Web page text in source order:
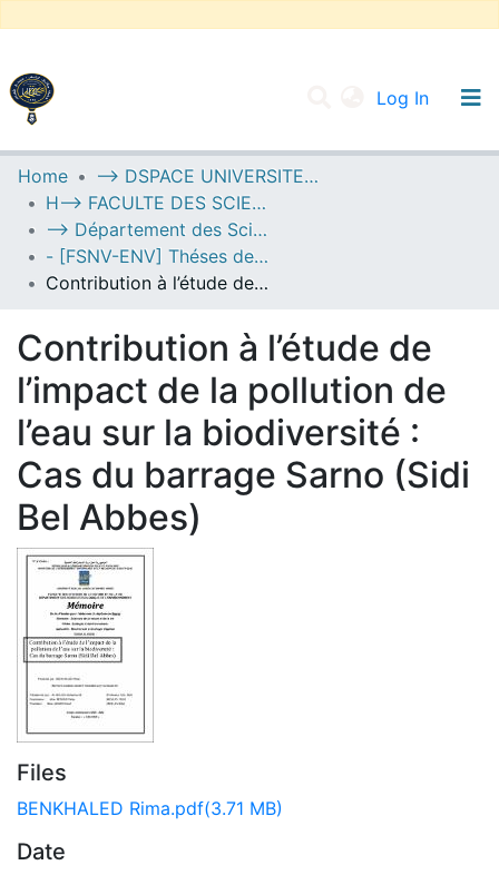
Log In
UNIVERSITY OF D.L SIDI BEL ABBES
Communities & Collections
All of DSpace
Statistics
Home
--> DSPACE UNIVERSITE DJILALLI LIABES DE SIDI BEL ABBES
H--> FACULTE DES SCIENCES DE LA NATURE ET DE LA VIE
--> Département des Sciences de l’Environnement
- [FSNV-ENV] Théses de Master II
Contribution à l’étude de l’impact de la pollution de l’eau sur la biodiversité : Cas du barrage Sarno (Sidi Bel Abbes)
Contribution à l’étude de
l’impact de la pollution de
l’eau sur la biodiversité :
Cas du barrage Sarno (Sidi
Bel Abbes)
Files
BENKHALED Rima.pdf(3.71 MB)
Date